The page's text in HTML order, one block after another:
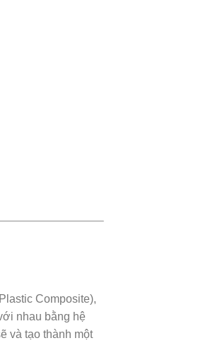
Composite),
nhau bằng hệ
và tạo thành một